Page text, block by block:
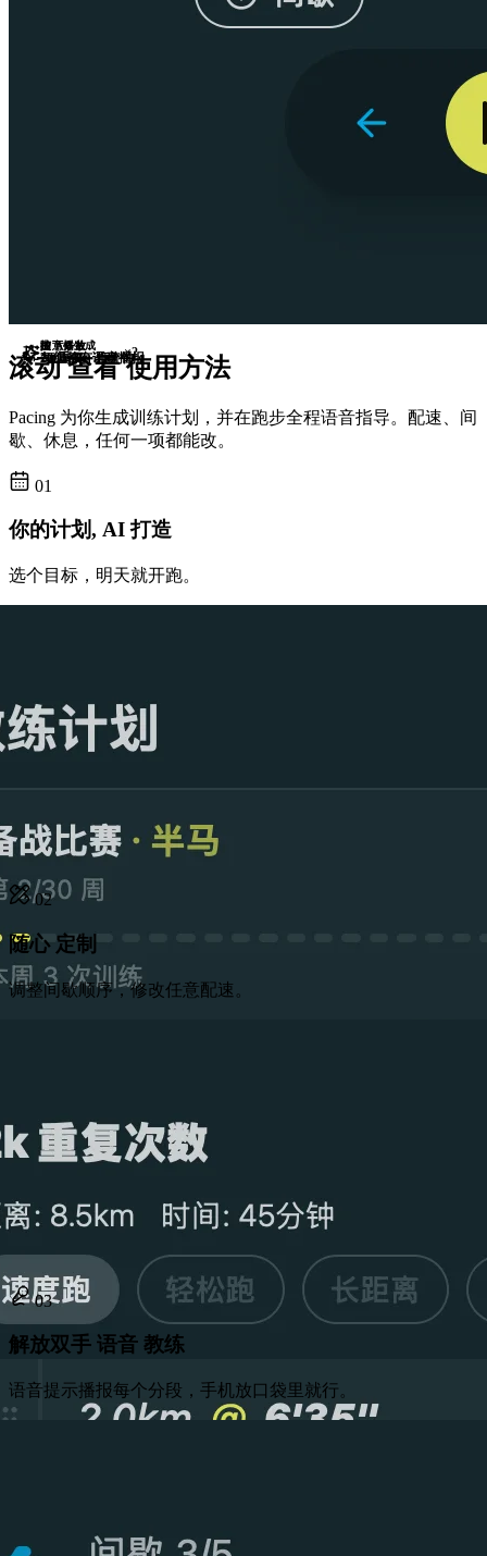
由 AI 生成
2k 重复 · 45分钟
随意修改
2.0km @ 3′55″×2
按下播放
每组都有语音播报
滚动 查看 使用方法
Pacing 为你生成训练计划，并在跑步全程语音指导。配速、间
歇、休息，任何一项都能改。
01
你的计划, AI 打造
选个目标，明天就开跑。
02
随心 定制
调整间歇顺序，修改任意配速。
03
解放双手 语音 教练
语音提示播报每个分段，手机放口袋里就行。